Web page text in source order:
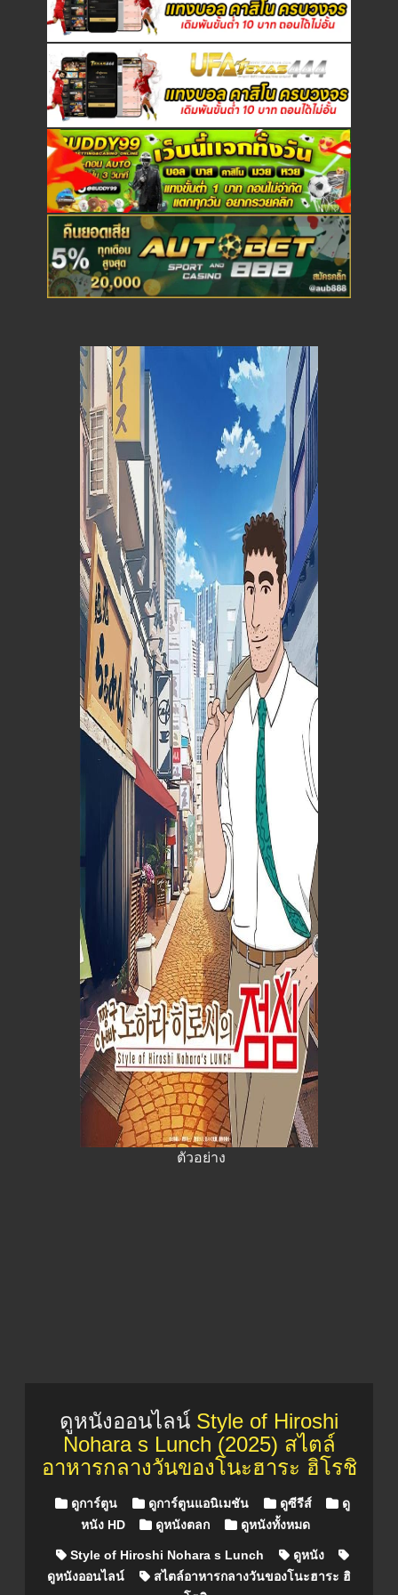
ตัวอย่าง
ดูหนังออนไลน์ Style of Hiroshi
Nohara s Lunch (2025) สไตล์
อาหารกลางวันของโนะฮาระ ฮิโรชิ
Posted in
ดูการ์ตูน ดูการ์ตูนแอนิเมชัน ดูซีรีส์
ดู
หนัง HD
ดูหนังตลก ดูหนังทั้งหมด
Style of Hiroshi Nohara s Lunch
ดูหนัง
ดูหนังออนไลน์
สไตล์อาหารกลางวันของโนะฮาระ ฮิ